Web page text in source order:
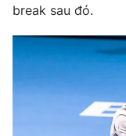
Phim VTV
Hậu trường
Nhân vật
Điện ảnh
Âm nhạc
Đời sống
break sau đó.